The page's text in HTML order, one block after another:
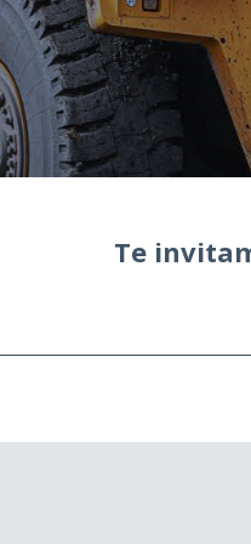
de
de sectores
Te